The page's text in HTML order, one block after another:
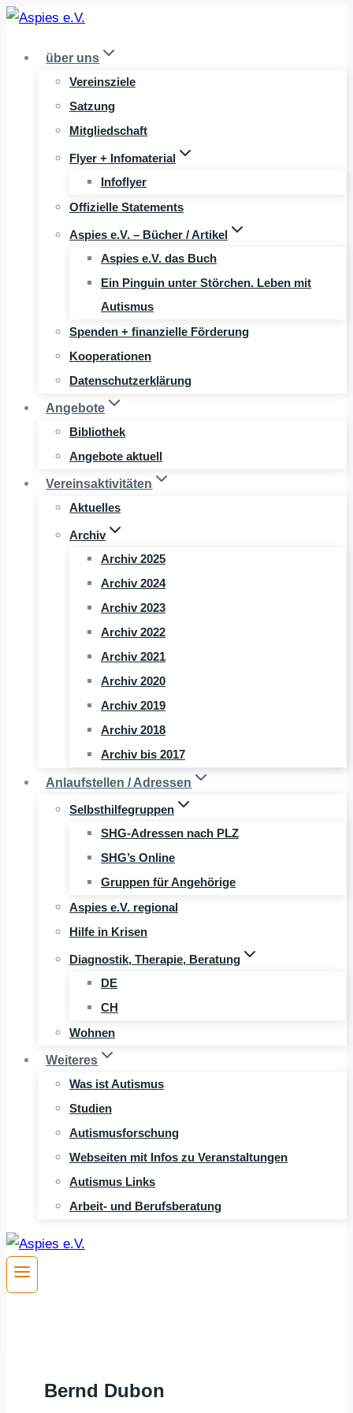
Zum
springenüber uns
Vereinsziele
Satzung
Mitgliedschaft
Flyer + Infomaterial
Infoflyer
Offizielle Statements
Aspies e.V. – Bücher / Artikel
Aspies e.V. das Buch
Ein Pinguin unter Störchen. Leben mit
Autismus
Spenden + finanzielle Förderung
Kooperationen
Datenschutzerklärung
Angebote
Bibliothek
Angebote aktuell
Vereinsaktivitäten
Aktuelles
Archiv
Archiv 2025
Archiv 2024
Archiv 2023
Archiv 2022
Archiv 2021
Archiv 2020
Archiv 2019
Archiv 2018
Archiv bis 2017
Anlaufstellen / Adressen
Selbsthilfegruppen
SHG-Adressen nach PLZ
SHG’s Online
Gruppen für Angehörige
Aspies e.V. regional
Hilfe in Krisen
Diagnostik, Therapie, Beratung
DE
CH
Wohnen
Weiteres
Was ist Autismus
Studien
Autismusforschung
Webseiten mit Infos zu Veranstaltungen
Autismus Links
Arbeit- und Berufsberatung
Bernd Dubon